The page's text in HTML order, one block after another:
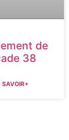
de
38
SAVOIR+